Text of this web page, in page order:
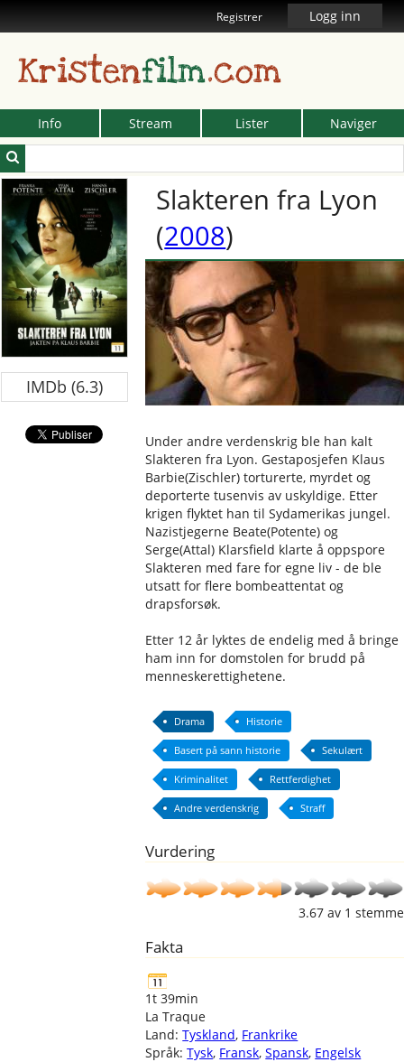
Registrer Logg inn
Kristenfilm.com
Info Stream Lister Naviger
IMDb (6.3)
Slakteren fra Lyon
(2008)
Under andre verdenskrig ble han kalt
Slakteren fra Lyon. Gestaposjefen Klaus
Barbie(Zischler) torturerte, myrdet og
deporterte tusenvis av uskyldige. Etter
krigen flyktet han til Sydamerikas jungel.
Nazistjegerne Beate(Potente) og
Serge(Attal) Klarsfield klarte å oppspore
Slakteren med fare for egne liv - de ble
utsatt for flere bombeattentat og
drapsforsøk.
Etter 12 år lyktes de endelig med å bringe
ham inn for domstolen for brudd på
menneskerettighetene.
Drama Historie
Basert på sann historie Sekulært
Kriminalitet Rettferdighet
Andre verdenskrig Straff
Vurdering
3.67av 1 stemme
Fakta
1t 39min
La Traque
Land:Tyskland, Frankrike
Språk:Tysk, Fransk,Spansk, Engelsk